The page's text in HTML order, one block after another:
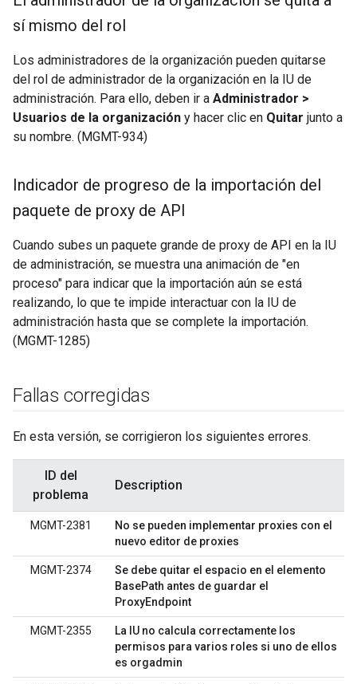
sí mismo del rol
Los administradores de la organización pueden quitarse
del rol de administrador de la organización en la IU de
administración. Para ello, deben ir a Administrador >
Usuarios de la organización y hacer clic en Quitar junto a
su nombre. (MGMT-934)
Indicador de progreso de la importación del
paquete de proxy de API
Cuando subes un paquete grande de proxy de API en la IU
de administración, se muestra una animación de "en
proceso" para indicar que la importación aún se está
realizando, lo que te impide interactuar con la IU de
administración hasta que se complete la importación.
(MGMT-1285)
Fallas corregidas
En esta versión, se corrigieron los siguientes errores.
ID del
problema
Description
MGMT-2381
No se pueden implementar proxies con el
nuevo editor de proxies
MGMT-2374
Se debe quitar el espacio en el elemento
BasePath antes de guardar el
ProxyEndpoint
MGMT-2355
La IU no calcula correctamente los
permisos para varios roles si uno de ellos
es orgadmin